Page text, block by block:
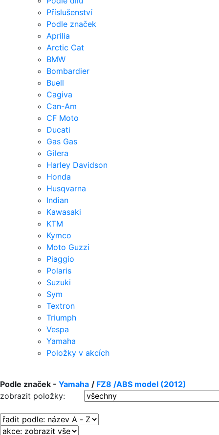
Příslušenství
Podle značek
Aprilia
Arctic Cat
BMW
Bombardier
Buell
Cagiva
Can-Am
CF Moto
Ducati
Gas Gas
Gilera
Harley Davidson
Honda
Husqvarna
Indian
Kawasaki
KTM
Kymco
Moto Guzzi
Piaggio
Polaris
Suzuki
Sym
Textron
Triumph
Vespa
Yamaha
Položky v akcích
Podle značek - Yamaha / FZ8 /ABS model (2012)
zobrazit položky: